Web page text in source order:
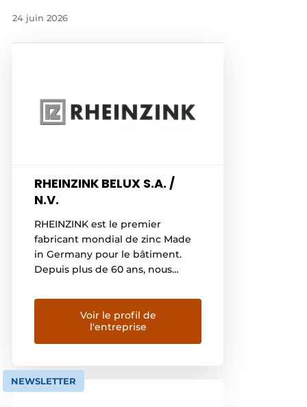
24 juin 2026
RHEINZINK BELUX S.A. /
N.V.
RHEINZINK est le premier
fabricant mondial de zinc Made
in Germany pour le bâtiment.
Depuis plus de 60 ans, nous
systèmes en zinc pour le
bâtiment et plus
particulièrement pour les
toitures, façades et évacuations
divers aspects de surface, le zinc
RHEINZINK a su trouver sa […]
Voir le profil de
l'entreprise
NEWSLETTER